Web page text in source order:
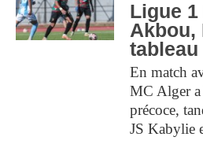
Ligue
Akbou,
tableau
En match
MC Alger
précoce,
JS Kabylie